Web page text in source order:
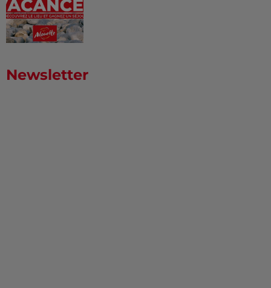
Newsletter